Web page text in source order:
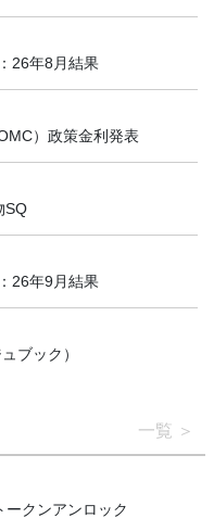
26年8月結果
）政策金利発表
SQ
26年9月結果
ブック）
一覧
クンアンロック